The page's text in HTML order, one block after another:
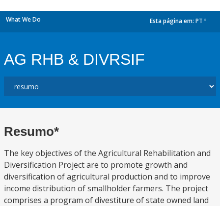
What We Do Esta página em: PT
AG RHB & DIVRSIF
Resumo*
The key objectives of the Agricultural Rehabilitation and
Diversification Project are to promote growth and
diversification of agricultural production and to improve
income distribution of smallholder farmers. The project
comprises a program of divestiture of state owned land